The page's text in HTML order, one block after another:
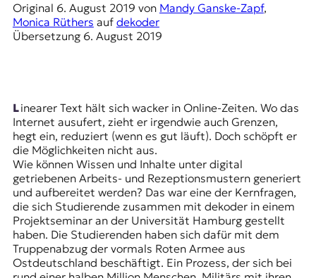
W
i
J
o
u
r
n
a
s
m
u
s
Original 6. August 2019 von Mandy Ganske-Zapf,
Monica Rüthers auf dekoder
Übersetzung 6. August 2019
Linearer Text hält sich wacker in Online-Zeiten. Wo das
Internet ausufert, zieht er irgendwie auch Grenzen,
hegt ein, reduziert (wenn es gut läuft). Doch schöpft er
die Möglichkeiten nicht aus.
Wie können Wissen und Inhalte unter digital
getriebenen Arbeits- und Rezeptionsmustern generiert
und aufbereitet werden? Das war eine der Kernfragen,
die sich Studierende zusammen mit dekoder in einem
Projektseminar an der Universität Hamburg gestellt
haben. Die Studierenden haben sich dafür mit dem
Truppenabzug der vormals Roten Armee aus
Ostdeutschland beschäftigt. Ein Prozess, der sich bei